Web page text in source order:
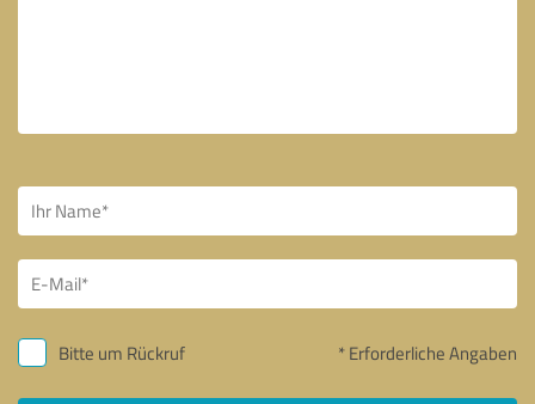
Bitte um Rückruf * Erforderliche Angaben